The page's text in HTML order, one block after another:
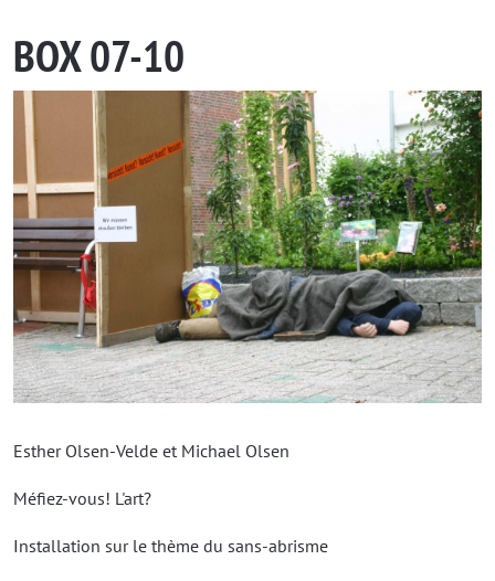
BOX 07-10
Esther Olsen-Velde et Michael Olsen
Méfiez-vous! L'art?
Installation sur le thème du sans-abrisme